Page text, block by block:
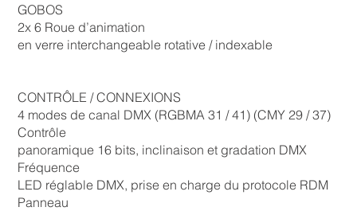
GOBOS
2x 6 Roue d’animation
en verre interchangeable rotative / indexable
CONTRÔLE / CONNEXIONS
4 modes de canal DMX (RGBMA 31 / 41) (CMY 29 / 37)
Contrôle
panoramique 16 bits, inclinaison et gradation DMX
Fréquence
LED réglable DMX, prise en charge du protocole RDM
Panneau